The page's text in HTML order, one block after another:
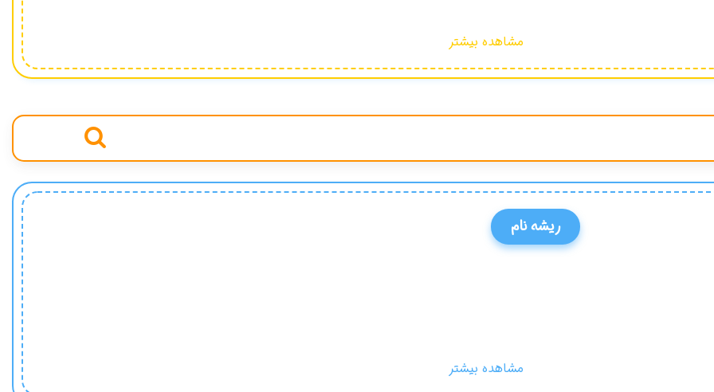
مشاهده بیشتر
ریشه نام
مشاهده بیشتر